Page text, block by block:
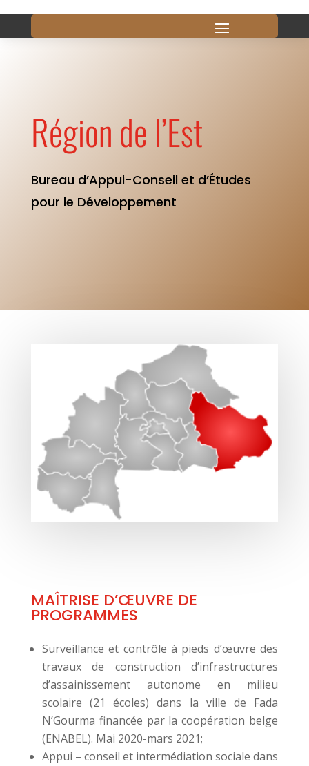
Région de l’Est
Bureau d’Appui-Conseil et d’Études
pour le Développement
MAÎTRISE D’ŒUVRE DE
PROGRAMMES
Surveillance et contrôle à pieds d’œuvre des
travaux de construction d’infrastructures
d’assainissement autonome en milieu
scolaire (21 écoles) dans la ville de Fada
N’Gourma financée par la coopération belge
(ENABEL). Mai 2020-mars 2021;
Appui – conseil et intermédiation sociale dans